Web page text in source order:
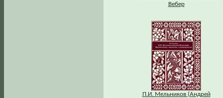
Вебер
П.И. Мельников (Андрей